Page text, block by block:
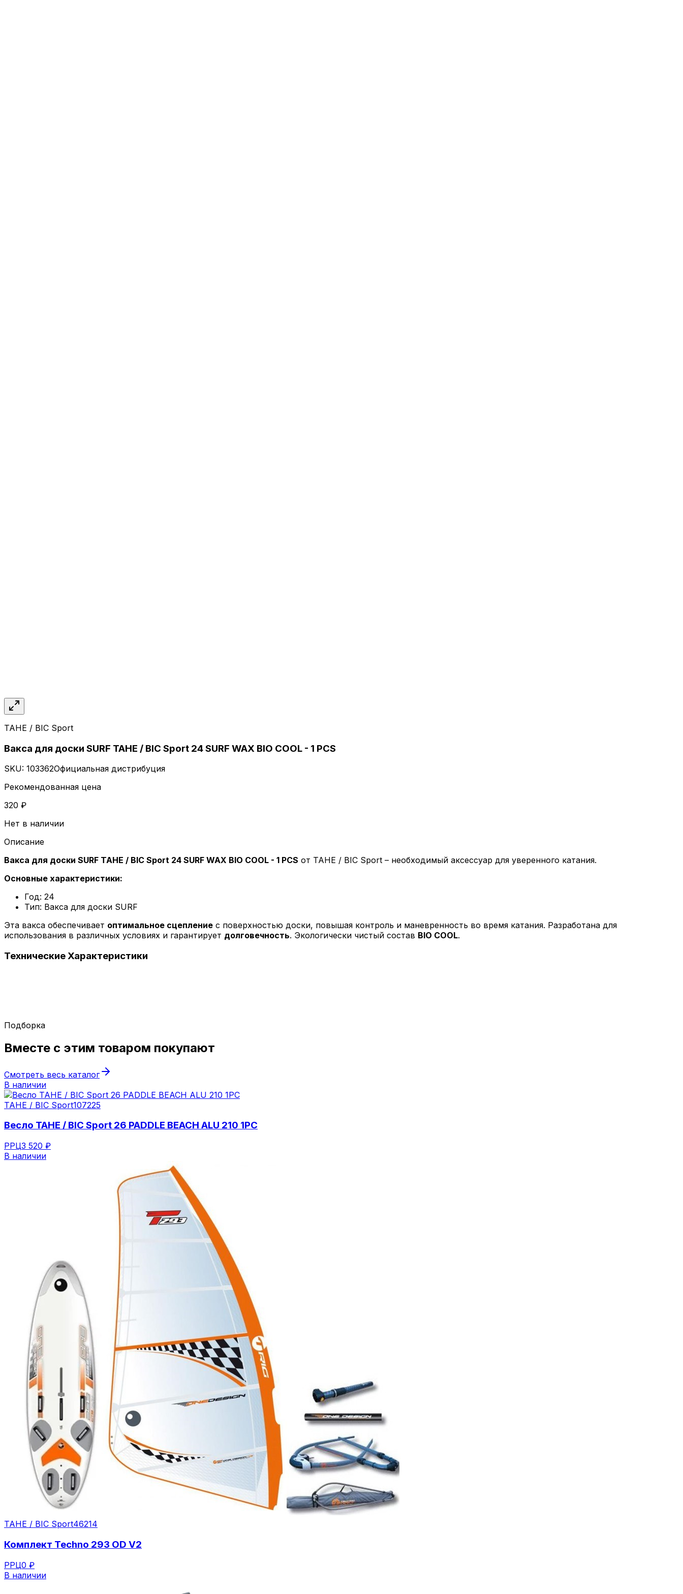
TAHE / BIC Sport
Вакса для доски SURF TAHE / BIC Sport 24 SURF WAX BIO COOL - 1 PCS
SKU: 103362Официальная дистрибуция
Рекомендованная цена
320 ₽
Нет в наличии
Описание
Вакса для доски SURF TAHE / BIC Sport 24 SURF WAX BIO COOL - 1 PCS от TAHE / BIC Sport – необходимый аксессуар для уверенного катания.
Основные характеристики:
Год: 24
Тип: Вакса для доски SURF
Эта вакса обеспечивает оптимальное сцепление с поверхностью доски, повышая контроль и маневренность во время катания. Разработана для
использования в различных условиях и гарантирует долговечность. Экологически чистый состав BIO COOL.
ТехническиеХарактеристики
Подборка
Вместе с этим товаром покупают
Смотреть весь каталог
В наличии
TAHE / BIC Sport107225
Весло TAHE / BIC Sport 26 PADDLE BEACH ALU 210 1PC
РРЦ3 520 ₽
В наличии
TAHE / BIC Sport46214
Комплект Techno 293 OD V2
РРЦ0 ₽
В наличии